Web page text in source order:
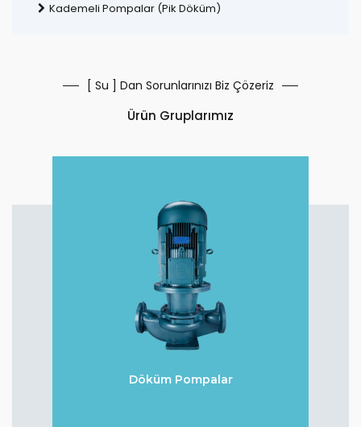
Kademeli Pompalar (Pik Döküm)
[ Su ] Dan Sorunlarınızı Biz Çözeriz
Ürün Gruplarımız
Döküm Pompalar